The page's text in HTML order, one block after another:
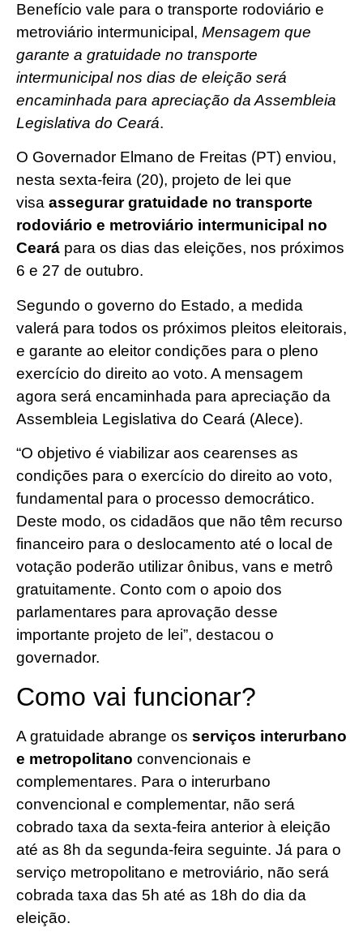
Benefício vale para o transporte rodoviário e
metroviário intermunicipal, Mensagem que
garante a gratuidade no transporte
intermunicipal nos dias de eleição será
encaminhada para apreciação da Assembleia
Legislativa do Ceará.
O Governador Elmano de Freitas (PT) enviou,
nesta sexta-feira (20), projeto de lei que
visa assegurar gratuidade no transporte
rodoviário e metroviário intermunicipal no
Ceará para os dias das eleições, nos próximos
6 e 27 de outubro.
Segundo o governo do Estado, a medida
valerá para todos os próximos pleitos eleitorais,
e garante ao eleitor condições para o pleno
exercício do direito ao voto. A mensagem
agora será encaminhada para apreciação da
Assembleia Legislativa do Ceará (Alece).
“O objetivo é viabilizar aos cearenses as
condições para o exercício do direito ao voto,
fundamental para o processo democrático.
Deste modo, os cidadãos que não têm recurso
financeiro para o deslocamento até o local de
votação poderão utilizar ônibus, vans e metrô
gratuitamente. Conto com o apoio dos
parlamentares para aprovação desse
importante projeto de lei”, destacou o
governador.
Como vai funcionar?
A gratuidade abrange os serviços interurbano
e metropolitano convencionais e
complementares. Para o interurbano
convencional e complementar, não será
cobrado taxa da sexta-feira anterior à eleição
até as 8h da segunda-feira seguinte. Já para o
serviço metropolitano e metroviário, não será
cobrada taxa das 5h até as 18h do dia da
eleição.